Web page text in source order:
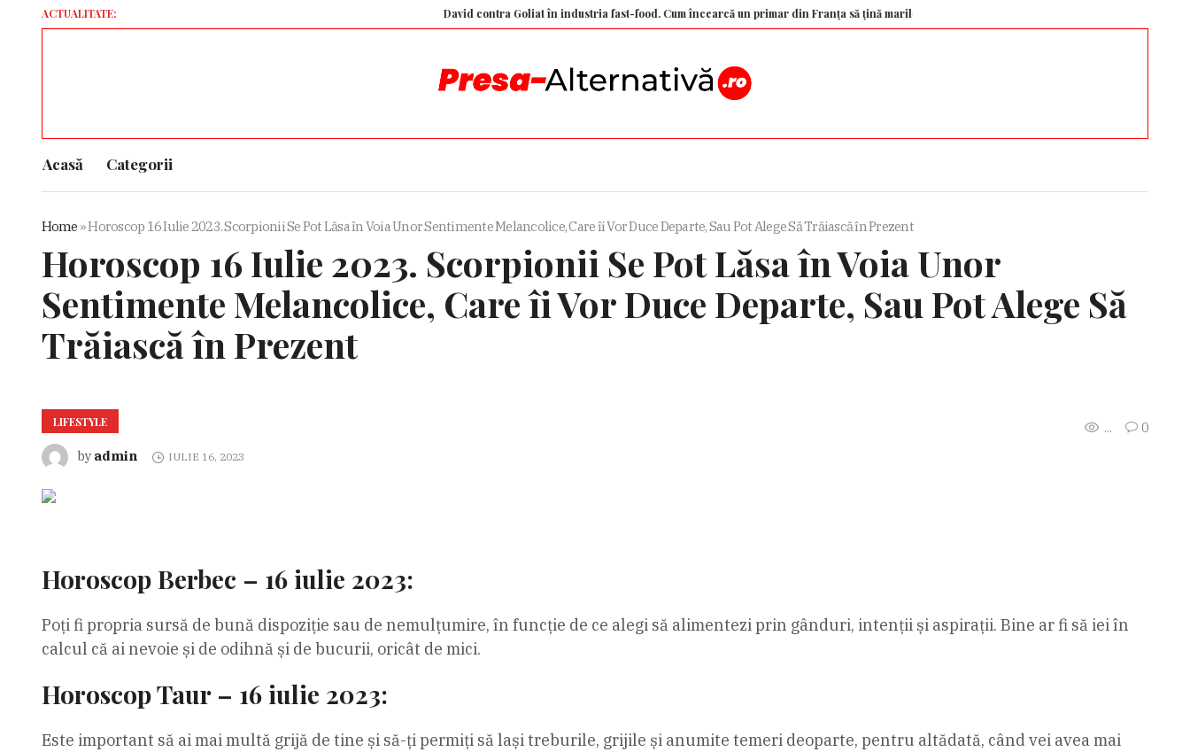
ACTUALITATE: David contra Goliat în industria fast-food. Cum încearcă un primar din Franța să țină marile lanțuri departe de oraș – Aleph News
Acasă Categorii
Home »Horoscop 16 Iulie 2023. Scorpionii Se Pot Lăsa în Voia Unor Sentimente Melancolice, Care îi Vor Duce Departe, Sau Pot Alege Să Trăiască în Prezent
Horoscop 16 Iulie 2023. Scorpionii Se Pot Lăsa în Voia Unor
Sentimente Melancolice, Care îi Vor Duce Departe, Sau Pot Alege Să
Trăiască în Prezent
LIFESTYLE ...
0
by admin IULIE 16, 2023
Horoscop Berbec – 16 iulie 2023:
Poți fi propria sursă de bună dispoziție sau de nemulțumire, în funcție de ce alegi să alimentezi prin gânduri, intenții și aspirații. Bine ar fi să iei în
calcul că ai nevoie și de odihnă și de bucurii, oricât de mici.
Horoscop Taur – 16 iulie 2023:
Este important să ai mai multă grijă de tine și să-ți permiți să lași treburile, grijile și anumite temeri deoparte, pentru altădată, când vei avea mai